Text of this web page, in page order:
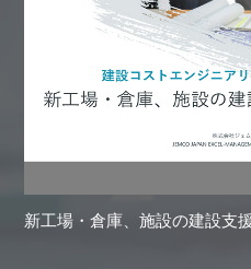
新工場・倉庫、施設の建設支